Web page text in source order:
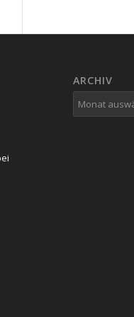
ARCHIV